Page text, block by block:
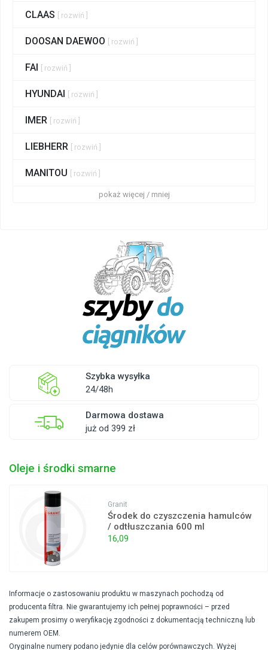
CLAAS [ rozwiń ]
DOOSAN DAEWOO [ rozwiń ]
FAI [ rozwiń ]
HYUNDAI [ rozwiń ]
IMER [ rozwiń ]
LIEBHERR [ rozwiń ]
MANITOU [ rozwiń ]
pokaż więcej / mniej
Szybka wysyłka
24/48h
Darmowa dostawa
już od 399 zł
Oleje i środki smarne
Granit
Środek do czyszczenia hamulców
/ odtłuszczania 600 ml
16,09
Informacje o zastosowaniu produktu w maszynach pochodzą od
producenta filtra. Nie gwarantujemy ich pełnej poprawności – przed
zakupem prosimy o weryfikację zgodności z dokumentacją techniczną lub
numerem OEM.
Oryginalne numery podano jedynie dla celów porównawczych. Wyżej